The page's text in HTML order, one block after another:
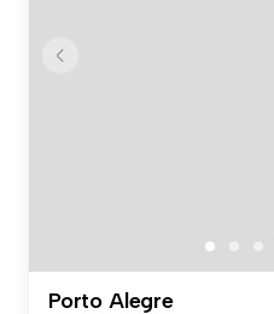
Porto Alegre